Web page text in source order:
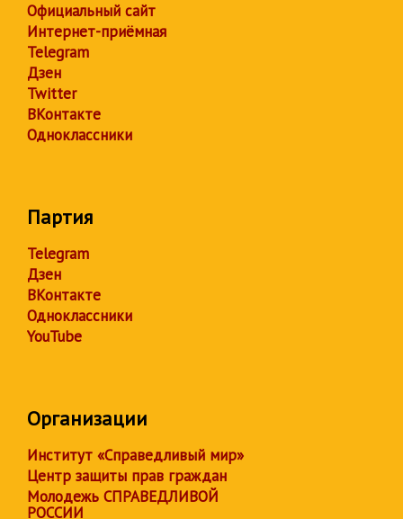
Официальный сайт
Интернет-приёмная
Telegram
Дзен
Twitter
ВКонтакте
Одноклассники
Партия
Telegram
Дзен
ВКонтакте
Одноклассники
YouTube
Организации
Институт «Справедливый мир»
Центр защиты прав граждан
Молодежь СПРАВЕДЛИВОЙ
РОССИИ